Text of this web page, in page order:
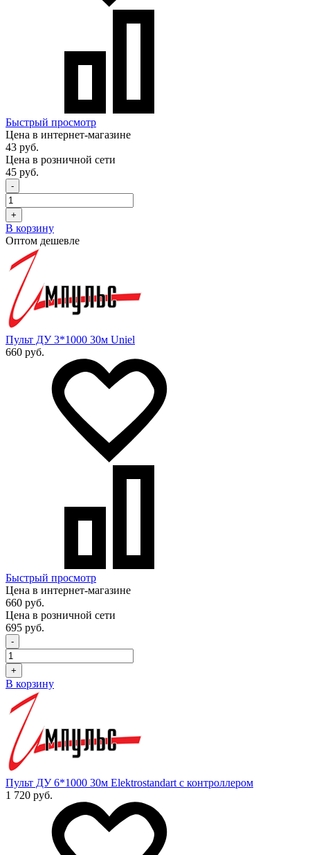
Быстрый просмотр
Цена в интернет-магазине
43 руб.
Цена в розничной сети
45 руб.
-
+
В корзину
Оптом дешевле
Пульт ДУ 3*1000 30м Uniel
660 руб.
Быстрый просмотр
Цена в интернет-магазине
660 руб.
Цена в розничной сети
695 руб.
-
+
В корзину
Пульт ДУ 6*1000 30м Elektrostandart с контроллером
1 720 руб.